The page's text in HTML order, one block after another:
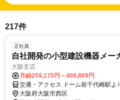
217件
正社員
自社開発の小型建設機器メー
大阪支店
月給259,170円～408,869円
交通・アクセス ドーム前千代崎駅
大阪府大阪市西区